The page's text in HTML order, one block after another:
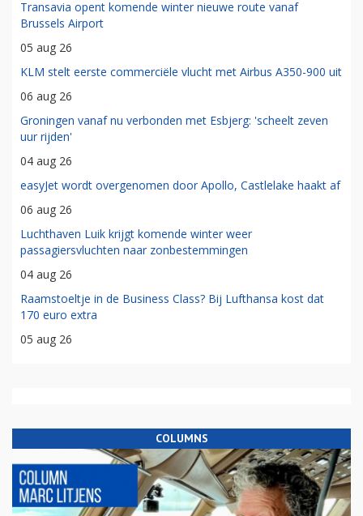
Transavia opent komende winter nieuwe route vanaf
Brussels Airport
05 aug 26
KLM stelt eerste commerciële vlucht met Airbus A350-900 uit
06 aug 26
Groningen vanaf nu verbonden met Esbjerg: 'scheelt zeven
uur rijden'
04 aug 26
easyJet wordt overgenomen door Apollo, Castlelake haakt af
06 aug 26
Luchthaven Luik krijgt komende winter weer
passagiersvluchten naar zonbestemmingen
04 aug 26
Raamstoeltje in de Business Class? Bij Lufthansa kost dat
170 euro extra
05 aug 26
COLUMNS